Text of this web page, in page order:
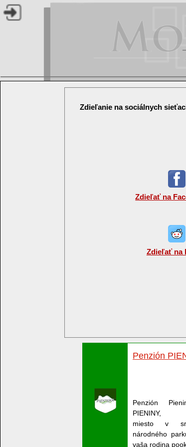
Zdieľanie na sociálnych
Zdieľať na
Zdieľať na
Penzión
Penzión
PIENINY,
miesto v
národného
vaša rodina